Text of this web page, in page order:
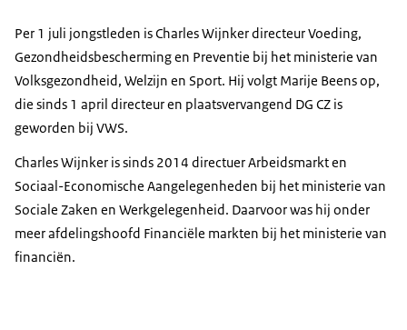
Per 1 juli jongstleden is Charles Wijnker directeur Voeding,
Gezondheidsbescherming en Preventie bij het ministerie van
Volksgezondheid, Welzijn en Sport. Hij volgt Marije Beens op,
die sinds 1 april directeur en plaatsvervangend DG CZ is
geworden bij VWS.
Charles Wijnker is sinds 2014 directuer Arbeidsmarkt en
Sociaal-Economische Aangelegenheden bij het ministerie van
Sociale Zaken en Werkgelegenheid. Daarvoor was hij onder
meer afdelingshoofd Financiële markten bij het ministerie van
financiën.